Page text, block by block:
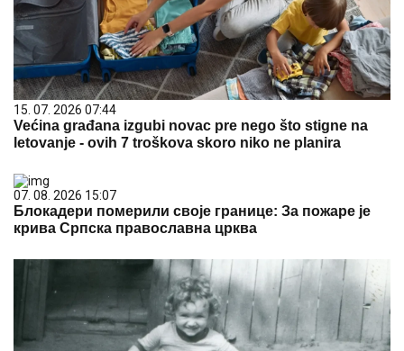
15. 07. 2026 07:44
Većina građana izgubi novac pre nego što stigne na
letovanje - ovih 7 troškova skoro niko ne planira
07. 08. 2026 15:07
Блокадери померили своје границе: За пожаре је
крива Српска православна црква